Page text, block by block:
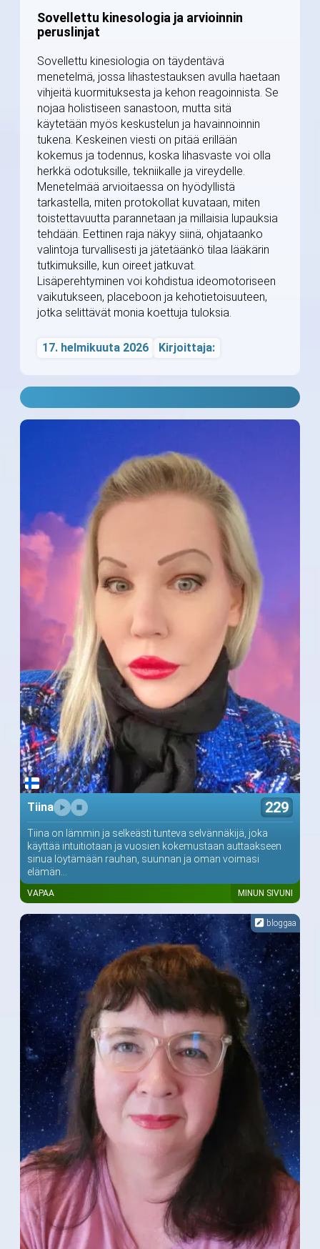
Sovellettu kinesologia ja arvioinnin
peruslinjat
Sovellettu kinesiologia on täydentävä
menetelmä, jossa lihastestauksen avulla haetaan
vihjeitä kuormituksesta ja kehon reagoinnista. Se
nojaa holistiseen sanastoon, mutta sitä
käytetään myös keskustelun ja havainnoinnin
tukena. Keskeinen viesti on pitää erillään
kokemus ja todennus, koska lihasvaste voi olla
herkkä odotuksille, tekniikalle ja vireydelle.
Menetelmää arvioitaessa on hyödyllistä
tarkastella, miten protokollat kuvataan, miten
toistettavuutta parannetaan ja millaisia lupauksia
tehdään. Eettinen raja näkyy siinä, ohjataanko
valintoja turvallisesti ja jätetäänkö tilaa lääkärin
tutkimuksille, kun oireet jatkuvat.
Lisäperehtyminen voi kohdistua ideomotoriseen
vaikutukseen, placeboon ja kehotietoisuuteen,
jotka selittävät monia koettuja tuloksia.
17. helmikuuta 2026 Kirjoittaja:
Tiina 229
Tiina on lämmin ja selkeästi tunteva selvännäkijä, joka
käyttää intuitiotaan ja vuosien kokemustaan auttaakseen
sinua löytämään rauhan, suunnan ja oman voimasi
elämän...
VAPAA MINUN SIVUNI
bloggaa